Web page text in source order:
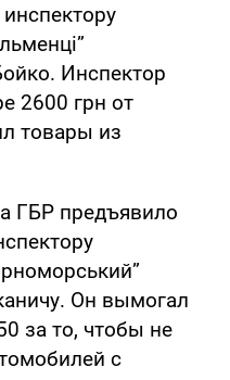
Инспектор
2600 грн от
товары из
ГБР предъявило
Он вымогал
за то, чтобы не
с